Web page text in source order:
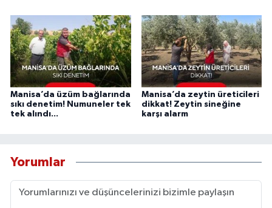
Manisa’da üzüm bağlarında
sıkı denetim! Numuneler tek
tek alındı...
Manisa’da zeytin üreticileri
dikkat! Zeytin sineğine
karşı alarm
Yorumlar